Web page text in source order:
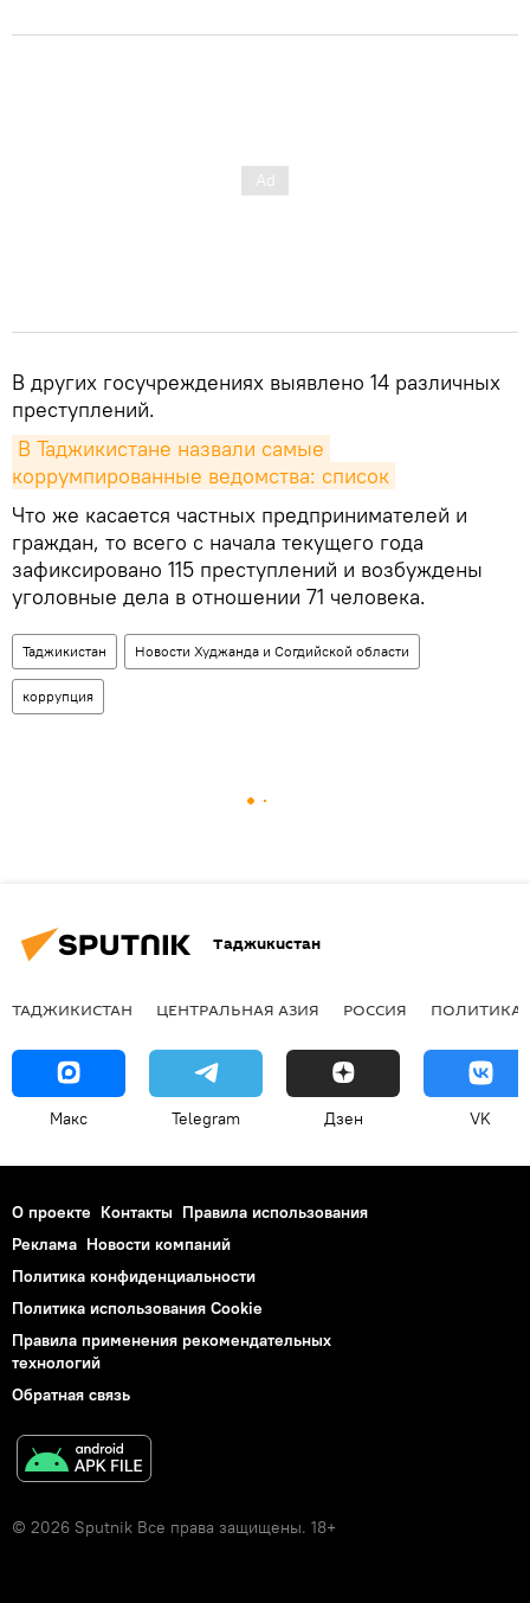
В других госучреждениях выявлено 14 различных
преступлений.
В Таджикистане назвали самые
коррумпированные ведомства: список
Что же касается частных предпринимателей и
граждан, то всего с начала текущего года
зафиксировано 115 преступлений и возбуждены
уголовные дела в отношении 71 человека.
Таджикистан Новости Худжанда и Согдийской области
коррупция
Таджикистан
ТАДЖИКИСТАН ЦЕНТРАЛЬНАЯ АЗИЯ РОССИЯ ПОЛИТИКА
Макс Telegram Дзен VK
О проекте Контакты Правила использования
Реклама Новости компаний
Политика конфиденциальности
Политика использования Cookie
Правила применения рекомендательных
технологий
Обратная связь
© 2026 Sputnik Все права защищены. 18+